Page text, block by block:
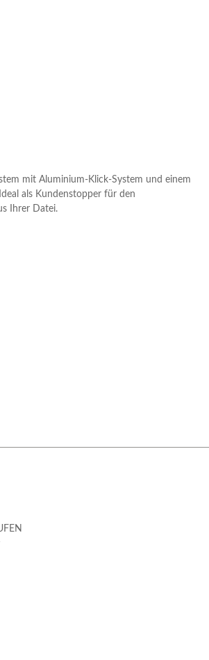
mit Aluminium-Klick-System und einem
als Kundenstopper für den
Ihrer Datei.